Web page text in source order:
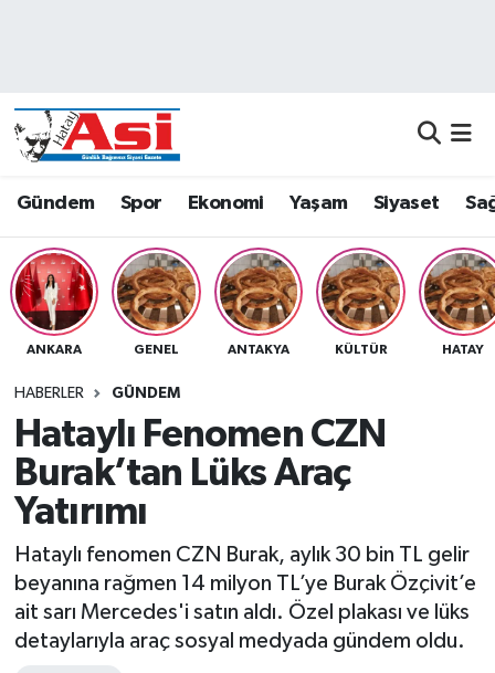
Gündem Spor Ekonomi Yaşam Siyaset
ANKARA GENEL ANTAKYA KÜLTÜR HATAY
HABERLER GÜNDEM
Hataylı Fenomen CZN
Burak’tan Lüks Araç
Yatırımı
Hataylı fenomen CZN Burak, aylık 30 bin TL gelir
beyanına rağmen 14 milyon TL’ye Burak Özçivit’e
ait sarı Mercedes'i satın aldı. Özel plakası ve lüks
detaylarıyla araç sosyal medyada gündem oldu.
Dünya
Eğitim
Ekonomi
Gündem
Sağlık
Siyaset
Teknoloji
Yaşam
Hava Durumu
Namaz Vakitleri
Trafik Durumu
Süper Lig Puan Durumu ve Fikstür
Son Dakika Haberleri
Haber Arşivi